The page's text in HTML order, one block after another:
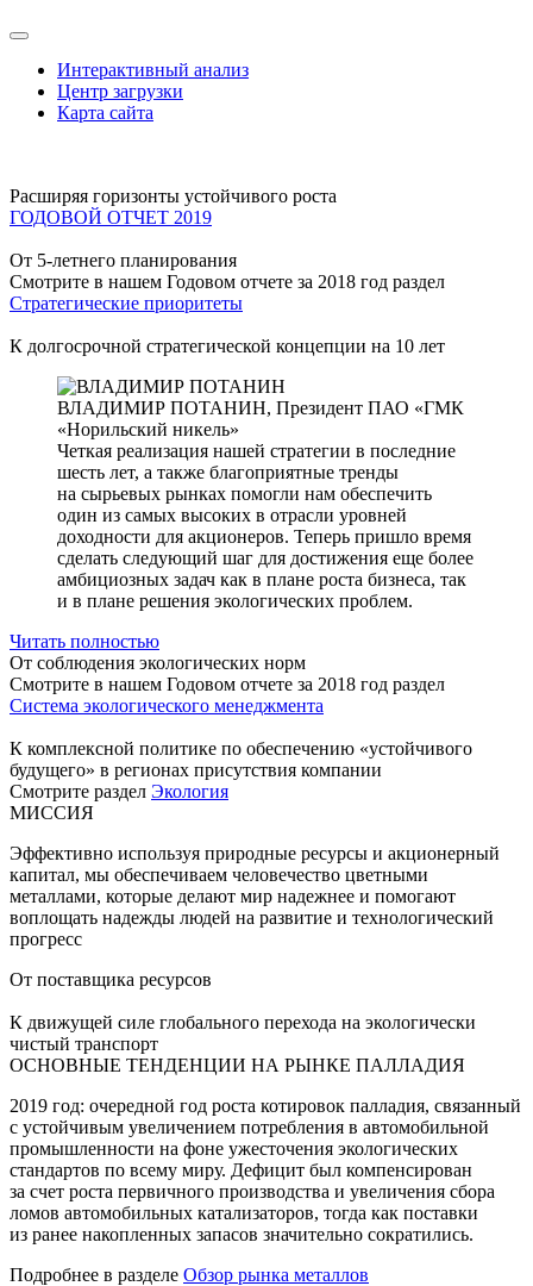
Интерактивный анализ
Центр загрузки
Карта сайта
Расширяя горизонты устойчивого роста
ГОДОВОЙ ОТЧЕТ 2019
От 5-летнего планирования
Смотрите в нашем Годовом отчете за 2018 год раздел
Стратегические приоритеты
К долгосрочной стратегической концепции на 10 лет
ВЛАДИМИР ПОТАНИН, Президент ПАО «ГМК
«Норильский никель»
Четкая реализация нашей стратегии в последние
шесть лет, а также благоприятные тренды
на сырьевых рынках помогли нам обеспечить
один из самых высоких в отрасли уровней
доходности для акционеров. Теперь пришло время
сделать следующий шаг для достижения еще более
амбициозных задач как в плане роста бизнеса, так
и в плане решения экологических проблем.
Читать полностью
От соблюдения экологических норм
Смотрите в нашем Годовом отчете за 2018 год раздел
Система экологического менеджмента
К комплексной политике по обеспечению «устойчивого
будущего» в регионах присутствия компании
Смотрите раздел Экология
МИССИЯ
Эффективно используя природные ресурсы и акционерный
капитал, мы обеспечиваем человечество цветными
металлами, которые делают мир надежнее и помогают
воплощать надежды людей на развитие и технологический
прогресс
От поставщика ресурсов
К движущей силе глобального перехода на экологически
чистый транспорт
ОСНОВНЫЕ ТЕНДЕНЦИИ НА РЫНКЕ ПАЛЛАДИЯ
2019 год: очередной год роста котировок палладия, связанный
с устойчивым увеличением потребления в автомобильной
промышленности на фоне ужесточения экологических
стандартов по всему миру. Дефицит был компенсирован
за счет роста первичного производства и увеличения сбора
ломов автомобильных катализаторов, тогда как поставки
из ранее накопленных запасов значительно сократились.
Подробнее в разделе Обзор рынка металлов